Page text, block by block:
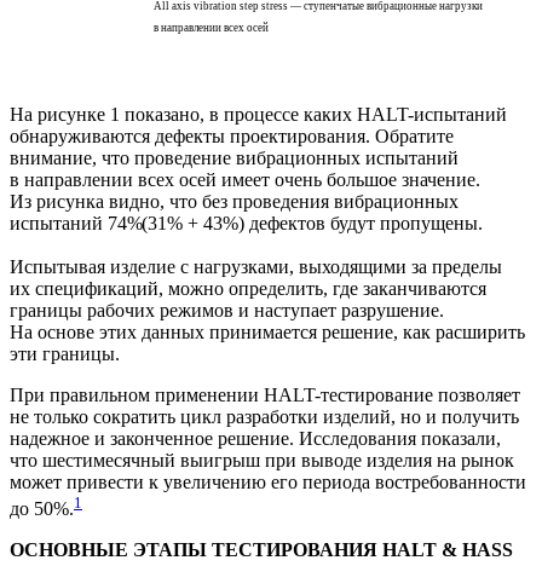
All axis vibration step stress — ступенчатые вибрационные нагрузки
в направлении всех осей
На рисунке 1 показано, в процессе каких HALT-испытаний
обнаруживаются дефекты проектирования. Обратите
внимание, что проведение вибрационных испытаний
в направлении всех осей имеет очень большое значение.
Из рисунка видно, что без проведения вибрационных
испытаний 74%(31% + 43%) дефектов будут пропущены.
Испытывая изделие с нагрузками, выходящими за пределы
их спецификаций, можно определить, где заканчиваются
границы рабочих режимов и наступает разрушение.
На основе этих данных принимается решение, как расширить
эти границы.
При правильном применении HALT-тестирование позволяет
не только сократить цикл разработки изделий, но и получить
надежное и законченное решение. Исследования показали,
что шестимесячный выигрыш при выводе изделия на рынок
может привести к увеличению его периода востребованности
до 50%.1
ОСНОВНЫЕ ЭТАПЫ ТЕСТИРОВАНИЯ HALT & HASS